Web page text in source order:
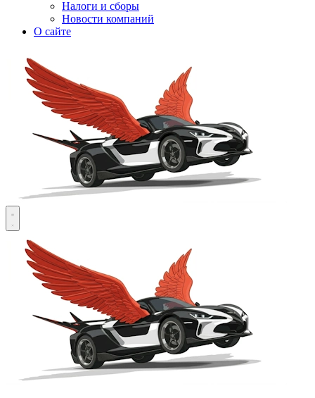
Налоги и сборы
Новости компаний
О сайте